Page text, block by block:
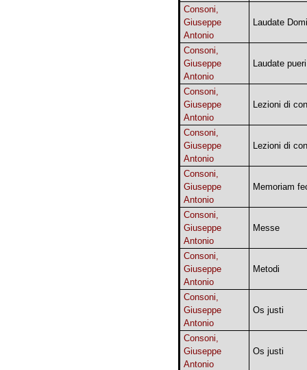
Consoni,
Giuseppe
Antonio
Laudate
Consoni,
Giuseppe
Antonio
Laudate pueri
Consoni,
Giuseppe
Antonio
Lezioni di
Consoni,
Giuseppe
Antonio
Lezioni di
Consoni,
Giuseppe
Antonio
Memoriam
Consoni,
Giuseppe
Antonio
Messe
Consoni,
Giuseppe
Antonio
Metodi
Consoni,
Giuseppe
Antonio
Os justi
Consoni,
Giuseppe
Antonio
Os justi